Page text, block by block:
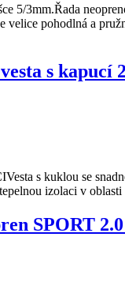
5/3mm.Řada
s kapucí